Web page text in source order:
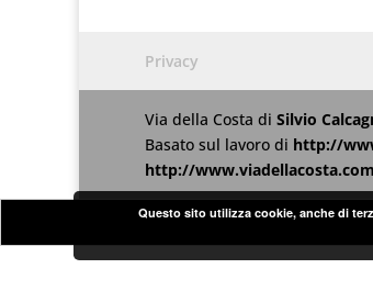
Privacy
Via della Costa di Silvio
Basato sul lavoro di http://
http://www.viadellacosta.com
Questo sito utilizza cookie, anche di